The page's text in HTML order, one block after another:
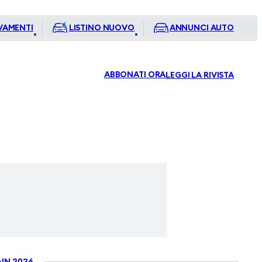
LISTINO NUOVO ANNUNCI AUTO
ABBONATI ORALEGGI LA RIVISTA